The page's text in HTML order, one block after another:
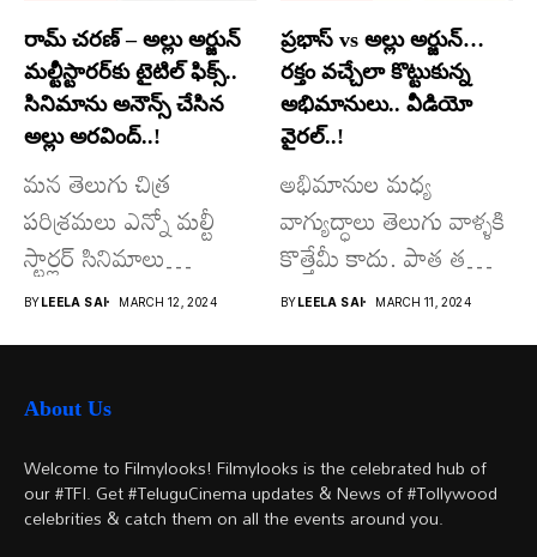
రామ్ చరణ్ – అల్లు అర్జున్
మల్టీస్టారర్​కు టైటిల్ ఫిక్స్..
సినిమాను అనౌన్స్ చేసిన
అల్లు అరవింద్..!
మన తెలుగు చిత్ర
పరిశ్రమలు ఎన్నో మల్టీ
స్టార్లర్ సినిమాలు
వచ్చాయి.. కొన్ని సినిమాలు
అయితే...
BY LEELA SAI MARCH 12, 2024
ప్రభాస్ vs అల్లు అర్జున్…
రక్తం వచ్చేలా కొట్టుకున్న
అభిమానులు.. వీడియో
వైరల్..!
అభిమానుల మధ్య
వాగ్యుద్ధాలు తెలుగు వాళ్ళకి
కొత్తేమీ కాదు. పాత తరం
నటుల నుంచి నేటి...
BY LEELA SAI MARCH 11, 2024
About Us
Welcome to Filmylooks! Filmylooks is the celebrated hub of
our #TFI. Get #TeluguCinema updates & News of #Tollywood
celebrities & catch them on all the events around you.